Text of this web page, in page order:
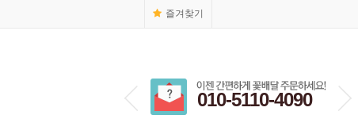
즐겨찾기
1666-4090